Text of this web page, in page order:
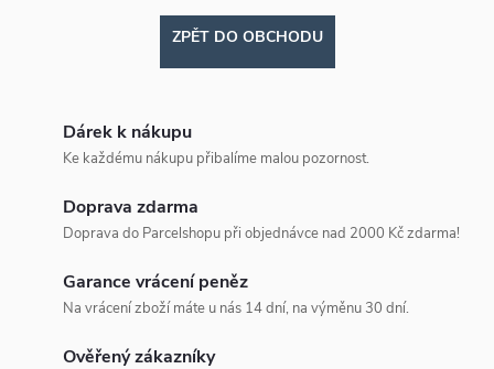
ZPĚT DO OBCHODU
Dárek k nákupu
Ke každému nákupu přibalíme malou pozornost.
Doprava zdarma
Doprava do Parcelshopu při objednávce nad 2000 Kč zdarma!
Garance vrácení peněz
Na vrácení zboží máte u nás 14 dní, na výměnu 30 dní.
Ověřený zákazníky